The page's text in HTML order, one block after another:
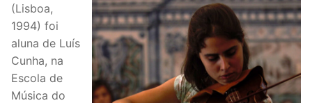
(Lisboa,
1994) foi
aluna de Luís
Cunha, na
Escola de
Música do